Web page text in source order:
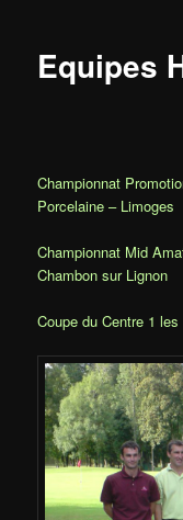
Equipes
Championnat
Porcelaine – Limoges
Championnat Mid
Chambon sur Lignon
Coupe du Centre 1